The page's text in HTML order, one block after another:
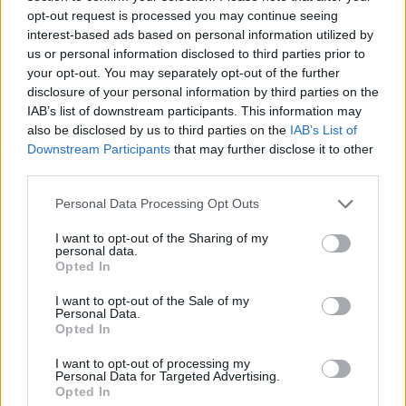
opt-out request is processed you may continue seeing
interest-based ads based on personal information utilized by
us or personal information disclosed to third parties prior to
your opt-out. You may separately opt-out of the further
disclosure of your personal information by third parties on the
IAB’s list of downstream participants. This information may
also be disclosed by us to third parties on the IAB’s List of
Downstream Participants that may further disclose it to other
Personal Data Processing Opt Outs
I want to opt-out of the Sharing of my
personal data.
Opted In
I want to opt-out of the Sale of my
Personal Data.
Opted In
I want to opt-out of processing my
Personal Data for Targeted Advertising.
Opted In
Állampapír Plusz, a Kincstári Takarékjegy és a
Nyomdai MÁP Plusz kamata – jelentette be az ÁKK.
A RÉGI PAPÍROK MÁJUS 21-IG KAPHATÓK,
MÁJUS 22-TŐL MÁR CSAK AZ ÚJ PAPÍROKBA
LEHET BEFEKTETNI, TEHÁT A DÖNTÉS
A 0,5 százalékpontos kamatvágás fenekestül
felforgatja a lakossági állampapírok piacát –
időtávra melyik lesz a legjobb papír, és melyikből
érdemes sürgősen bevásárolni!